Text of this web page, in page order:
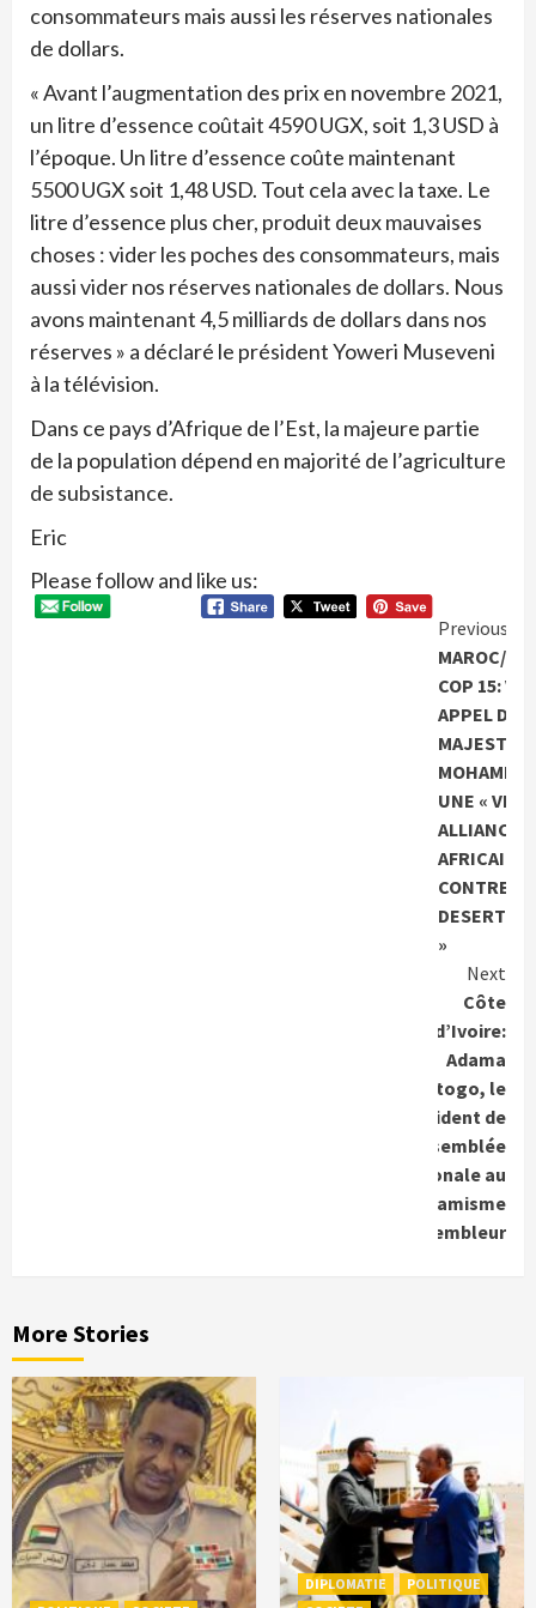
consommateurs mais aussi les réserves nationales
de dollars.
« Avant l’augmentation des prix en novembre 2021,
un litre d’essence coûtait 4590 UGX, soit 1,3 USD à
l’époque. Un litre d’essence coûte maintenant
5500 UGX soit 1,48 USD. Tout cela avec la taxe. Le
litre d’essence plus cher, produit deux mauvaises
choses : vider les poches des consommateurs, mais
aussi vider nos réserves nationales de dollars. Nous
avons maintenant 4,5 milliards de dollars dans nos
réserves » a déclaré le président Yoweri Museveni
à la télévision.
Dans ce pays d’Afrique de l’Est, la majeure partie
de la population dépend en majorité de l’agriculture
de subsistance.
Eric
Please follow and like us:
Previous
MAROC/
COP 15:
APPEL DE
MAJESTE
UNE «
ALLIANCE
AFRICAINE
CONTRE LA
»
Next
Côte
d’Ivoire:
Adama
Bictogo, le
président de
l’assemblée
nationale au
dynamisme
rassembleur
More Stories
DIPLOMATIE
POLITIQUE